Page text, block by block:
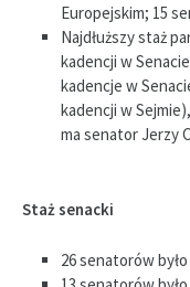
Europejskim; 15
Najdłuższy staż
kadencji w
kadencje w
kadencji w
ma senator Jerzy
Staż senacki
26 senatorów